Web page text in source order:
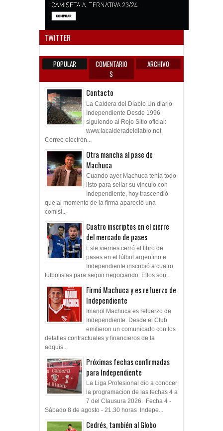
TWITTER
POPULAR
COMENTARIO
S
ARCHIVO
Contacto
La Caldera del Diablo Un diario
Independiente Desde 1996
siguiendo al Rojo Sitio oficial:
www.lacalderadeldiablo.net
Correo electrón...
Otra mancha al pase de
Machuca
Cuando ayer Machuca tenía todo
listo para sellar su vínculo con
Independiente, hoy trascendió
que al momento de la firma apareció una
comisi...
Cuatro inscriptos en el cierre
del mercado de pases
Este viernes cerró el libro de
pases en el fútbol argentino e
Independiente inscribió a cuatro
futbolistas para seguir negociando. Ellos son...
Firmó Machuca y es refuerzo de
Independiente
Imanol Machuca es refuerzo de
Independiente. Desde el Club
emitieron un comunicado con los
detalles contractuales y financieros de la
adquis...
Próximas fechas confirmadas
para Independiente
La Liga Profesional dio a conocer
la programacion de las fechas 4 a
7 del Clausura 2026. Fecha 4 -
Sábado 8 de agosto - 21.30 horas Indepe...
Cedrés, también al Globo